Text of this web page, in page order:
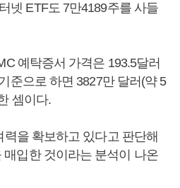
넷 ETF도 7만4189주를 사들
예탁증서 가격은 193.5달러
준으로 하면 3827만 달러(약 5
셈이다.
을 확보하고 있다고 판단해
입한 것이라는 분석이 나온